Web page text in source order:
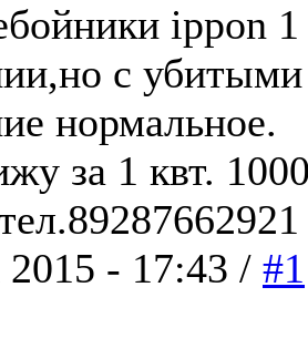
ippon
с
нормальное.
за 1 квт.
2015 - 17:43 / #1